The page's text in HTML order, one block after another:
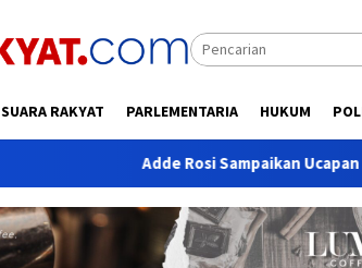
SUARA RAKYAT PARLEMENTARIA HUKUM
Adde Rosi Sampaikan Ucapan Selamat